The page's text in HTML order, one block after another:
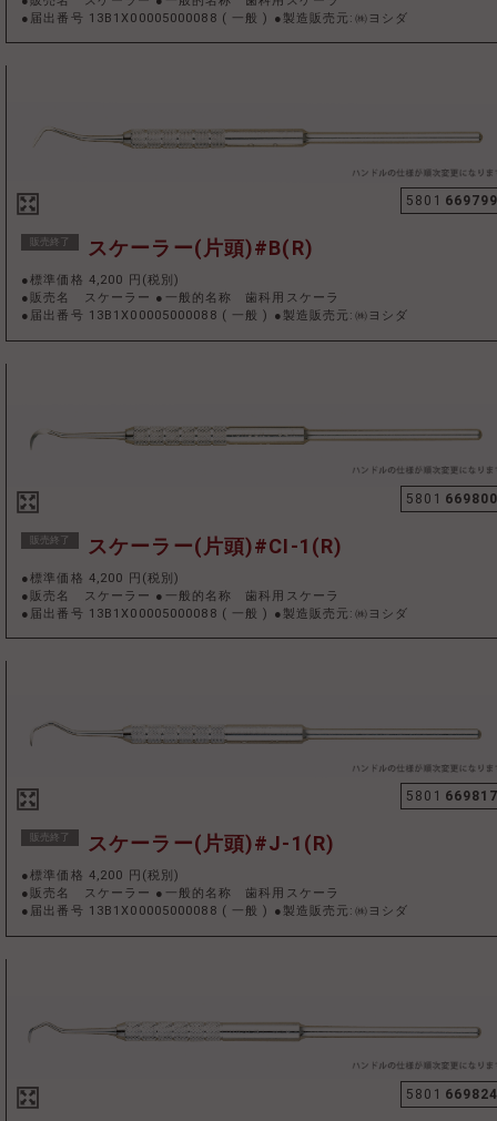
●届出番号 13B1X00005000088 ( 一般) ●製造販売元:㈱ヨシダ
5801
販売終了 スケーラー(片頭)#B(R)
●標準価格 4,200 円(税別)
●販売名 スケーラー ●一般的名称 歯科用スケーラ
●届出番号 13B1X00005000088 ( 一般 ) ●製造販売元:㈱ヨシダ
5801
販売終了 スケーラー(片頭)#CI-1(R)
●標準価格 4,200 円(税別)
●販売名 スケーラー ●一般的名称 歯科用スケーラ
●届出番号 13B1X00005000088 ( 一般) ●製造販売元:㈱ヨシダ
5801
販売終了 スケーラー(片頭)#J-1(R)
●標準価格 4,200 円(税別)
●販売名 スケーラー ●一般的名称 歯科用スケーラ
●届出番号 13B1X00005000088 ( 一般 ) ●製造販売元:㈱ヨシダ
5801